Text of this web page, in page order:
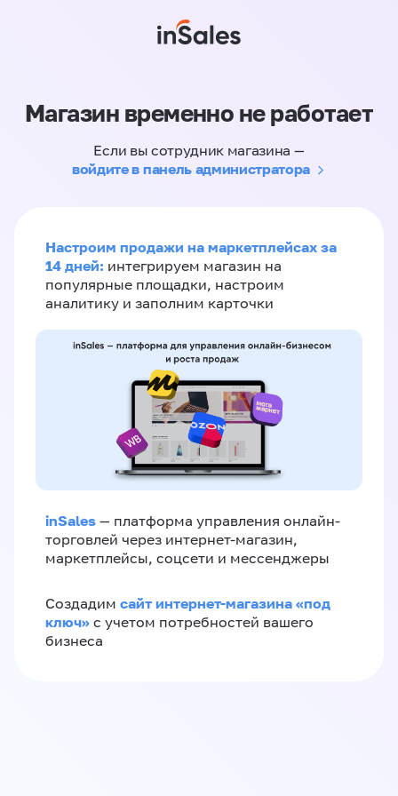
Магазин временно не работает
Если вы сотрудник магазина —
войдите в панель администратора
Настроим продажи на маркетплейсах за
14 дней: интегрируем магазин на
популярные площадки, настроим
аналитику и заполним карточки
inSales — платформа управления онлайн-
торговлей через интернет-магазин,
маркетплейсы, соцсети и мессенджеры
Создадим сайт интернет-магазина «под
ключ» с учетом потребностей вашего
бизнеса